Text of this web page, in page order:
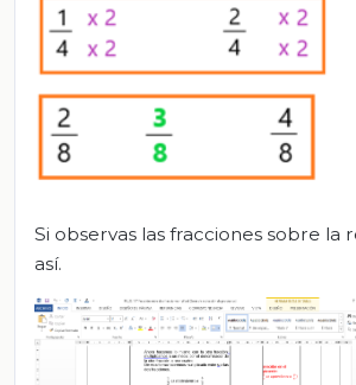
Si observas las fracciones sobre la
así.